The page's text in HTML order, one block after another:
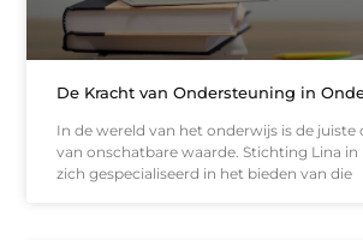
De Kracht van Ondersteuning in
In de wereld van het onderwijs is de juiste
van onschatbare waarde. Stichting Lina
zich gespecialiseerd in het bieden van die